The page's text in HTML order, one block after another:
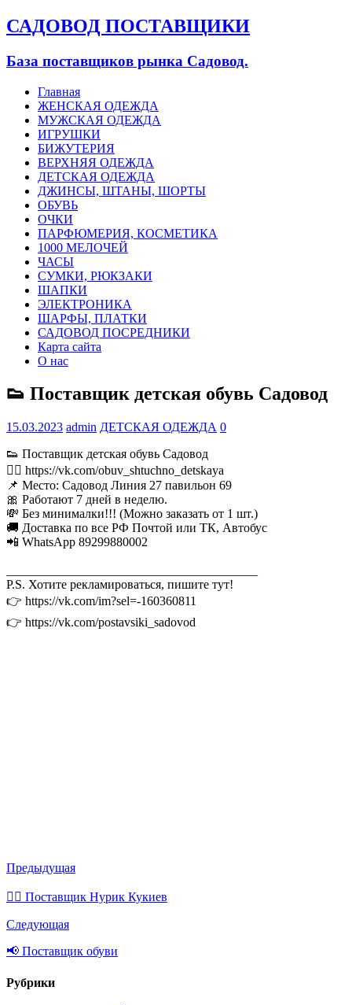
САДОВОД ПОСТАВЩИКИ
База поставщиков рынка Садовод.
Главная
ЖЕНСКАЯ ОДЕЖДА
МУЖСКАЯ ОДЕЖДА
ИГРУШКИ
БИЖУТЕРИЯ
ВЕРХНЯЯ ОДЕЖДА
ДЕТСКАЯ ОДЕЖДА
ДЖИНСЫ, ШТАНЫ, ШОРТЫ
ОБУВЬ
ОЧКИ
ПАРФЮМЕРИЯ, КОСМЕТИКА
1000 МЕЛОЧЕЙ
ЧАСЫ
СУМКИ, РЮКЗАКИ
ШАПКИ
ЭЛЕКТРОНИКА
ШАРФЫ, ПЛАТКИ
САДОВОД ПОСРЕДНИКИ
Карта сайта
О нас
👟 Поставщик детская обувь Садовод
15.03.2023 admin ДЕТСКАЯ ОДЕЖДА 0
👟 Поставщик детская обувь Садовод
👉🏻 https://vk.com/obuv_shtuchno_detskaya
📌 Место: Садовод Линия 27 павильон 69
🎀 Работают 7 дней в неделю.
💸 Без минималки!!! (Можно заказать от 1 шт.)
🚚 Доставка по все РФ Почтой или ТК, Автобус
📲 WhatsApp 89299880002
P.S. Хотите рекламироваться, пишите тут!
👉 https://vk.com/im?sel=-160360811
👉 https://vk.com/postavsiki_sadovod
Предыдущая
💁‍♂ Поставщик Нурик Кукиев
Следующая
📢 Поставщик обуви
Рубрики